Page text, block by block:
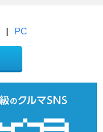
| PC